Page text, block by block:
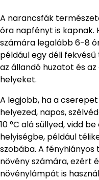
A narancsfák
óra napfényt is kapnak.
számára legalább 6-8
például egy déli
az állandó huzatot és
helyeket.
A legjobb, ha a
helyezed, napos,
10 °C alá süllyed, vidd
helyiségbe, például
szobába. A
növény számára, ezért
növénylámpát is